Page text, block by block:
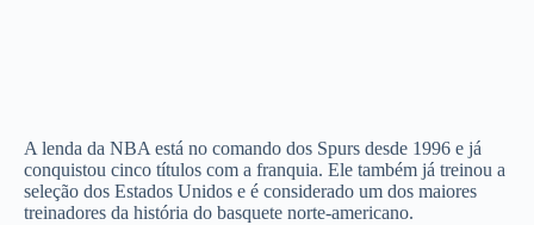
A lenda da NBA está no comando dos Spurs desde 1996 e já
conquistou cinco títulos com a franquia. Ele também já treinou a
seleção dos Estados Unidos e é considerado um dos maiores
treinadores da história do basquete norte-americano.